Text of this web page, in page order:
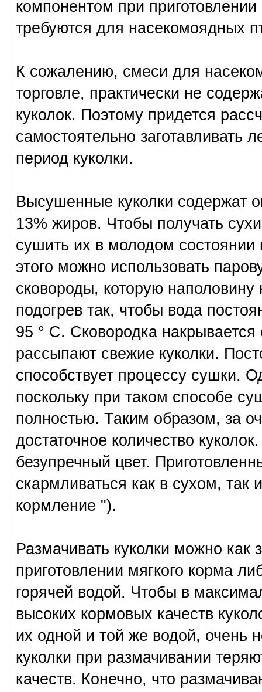
компонентом при
требуются для насекомоядных
К сожалению, смеси для
торговле, практически не
куколок. Поэтому придется
самостоятельно
период куколки.
Высушенные куколки содержат
13% жиров. Чтобы получать
сушить их в молодом
этого можно использовать
сковороды, которую
подогрев так, чтобы вода
95 ° C. Сковородка
рассыпают свежие куколки.
способствует процессу сушки.
поскольку при таком способе
полностью. Таким образом, за
достаточное количество
безупречный цвет.
скармливаться как в сухом,
кормление ").
Размачивать куколки можно как
приготовлении мягкого корма
горячей водой. Чтобы в
высоких кормовых качеств
их одной и той же водой, очень
куколки при размачивании
качеств. Конечно, что